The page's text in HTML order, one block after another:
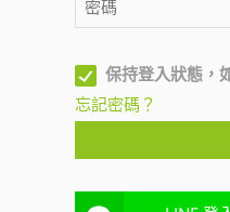
保持登入狀態，
忘記密碼？